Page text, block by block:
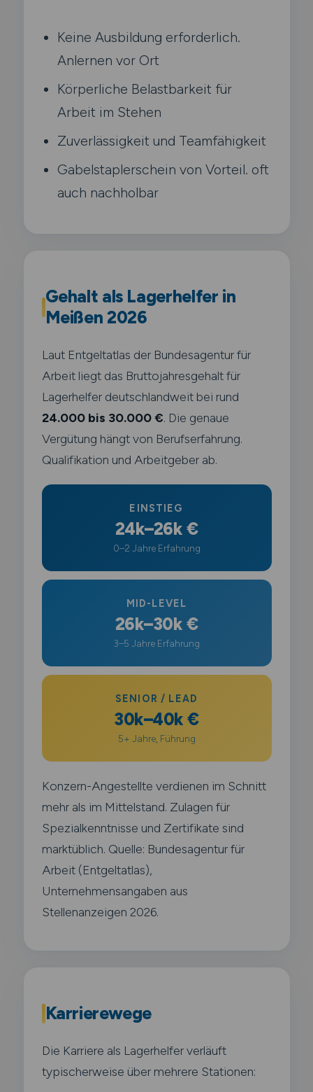
Keine Ausbildung erforderlich.
Anlernen vor Ort
Körperliche Belastbarkeit für
Arbeit im Stehen
Zuverlässigkeit und Teamfähigkeit
Gabelstaplerschein von Vorteil. oft
auch nachholbar
Gehalt als Lagerhelfer in
Meißen 2026
Laut Entgeltatlas der Bundesagentur für
Arbeit liegt das Bruttojahresgehalt für
Lagerhelfer deutschlandweit bei rund
24.000 bis 30.000 €. Die genaue
Vergütung hängt von Berufserfahrung.
Qualifikation und Arbeitgeber ab.
EINSTIEG
24k–26k €
0–2 Jahre Erfahrung
MID-LEVEL
26k–30k €
3–5 Jahre Erfahrung
SENIOR / LEAD
30k–40k €
5+ Jahre, Führung
Konzern-Angestellte verdienen im Schnitt
mehr als im Mittelstand. Zulagen für
Spezialkenntnisse und Zertifikate sind
marktüblich. Quelle: Bundesagentur für
Arbeit (Entgeltatlas),
Unternehmensangaben aus
Stellenanzeigen 2026.
Karrierewege
Die Karriere als Lagerhelfer verläuft
typischerweise über mehrere Stationen: